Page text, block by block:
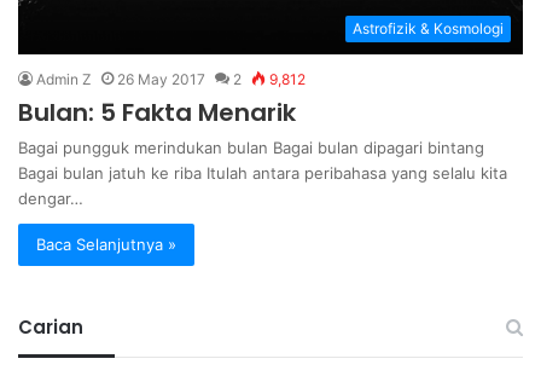
Astrofizik & Kosmologi
Admin Z 26 May 2017 2 9,812
Bulan: 5 Fakta Menarik
Bagai pungguk merindukan bulan Bagai bulan dipagari bintang
Bagai bulan jatuh ke riba Itulah antara peribahasa yang selalu kita
dengar…
Baca Selanjutnya »
Carian